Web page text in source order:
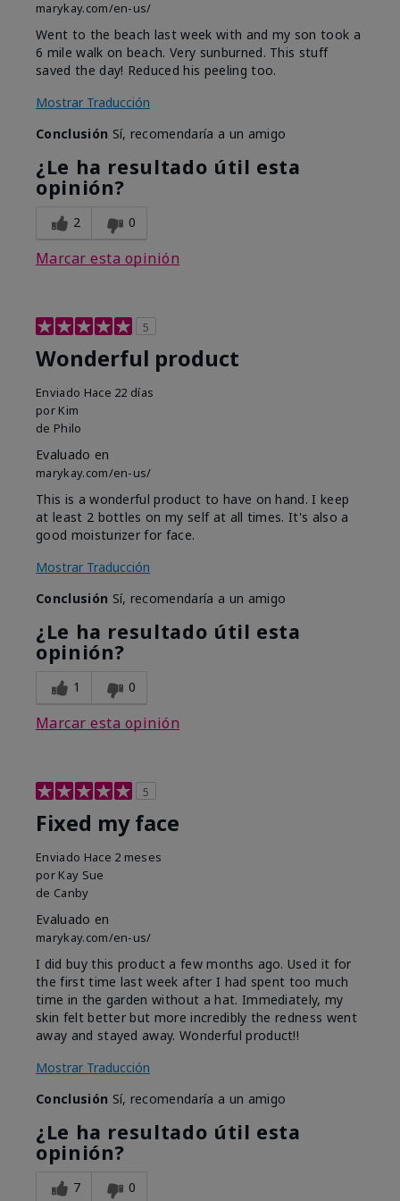
marykay.com/en-us/
Went to the beach last week with and my son took a
6 mile walk on beach. Very sunburned. This stuff
saved the day! Reduced his peeling too.
Mostrar Traducción
Conclusión Sí, recomendaría a un amigo
¿Le ha resultado útil esta
opinión?
2 0
Marcar esta opinión
5
Wonderful product
Enviado Hace 22 días
por Kim
de Philo
Evaluado en
marykay.com/en-us/
This is a wonderful product to have on hand. I keep
at least 2 bottles on my self at all times. It's also a
good moisturizer for face.
Mostrar Traducción
Conclusión Sí, recomendaría a un amigo
¿Le ha resultado útil esta
opinión?
1 0
Marcar esta opinión
5
Fixed my face
Enviado Hace 2 meses
por Kay Sue
de Canby
Evaluado en
marykay.com/en-us/
I did buy this product a few months ago. Used it for
the first time last week after I had spent too much
time in the garden without a hat. Immediately, my
skin felt better but more incredibly the redness went
away and stayed away. Wonderful product!!
Mostrar Traducción
Conclusión Sí, recomendaría a un amigo
¿Le ha resultado útil esta
opinión?
7 0